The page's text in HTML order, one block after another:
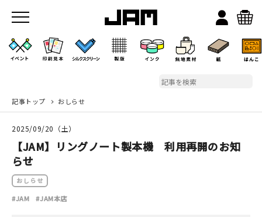
JAMのこと
お店/ワークスペース
記事トップ おしらせ
2025/09/20（土）
【JAM】リングノート製本機 利用再開のお知
らせ
おしらせ
#JAM #JAM本店